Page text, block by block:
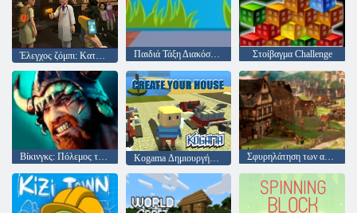
Παιδιά Τάξη Διακόσμηση Στοίβαγμα Challenge
Βίκινγκς: Πόλεμος των φυλών Kogama Δημιουργήστε το σπίτι σας Σφυρηλάτηση των αυτοκρατοριών